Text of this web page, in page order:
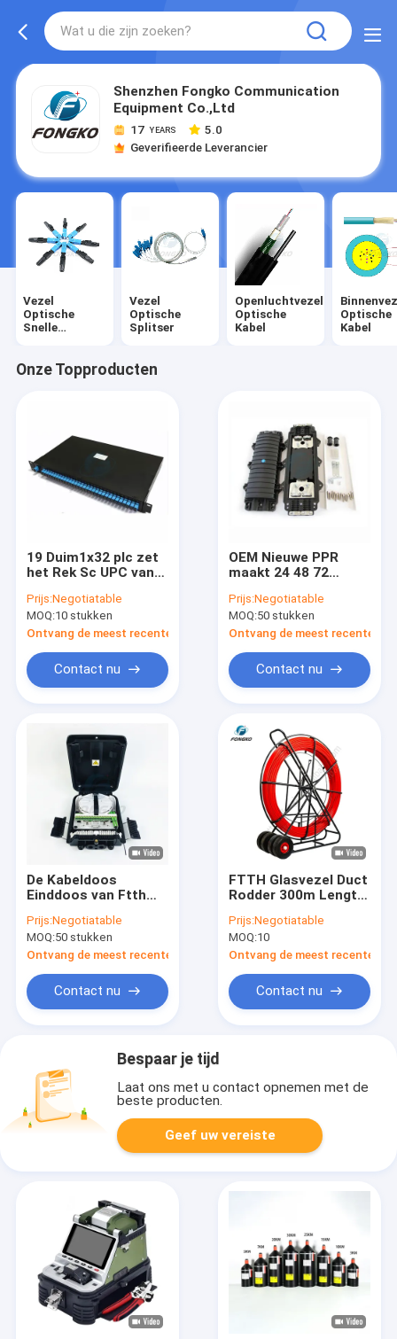
Shenzhen Fongko Communication
Equipment Co.,Ltd
17 YEARS
5.0
Geverifieerde Leverancier
Vezel
Optische
Snelle
Vezel
Optische
Splitser
Openluchtvezel
Optische
Kabel
Optische
Kabel
Onze Topproducten
19 Duim1x32 plc zet
het Rek Sc UPC van
Splitser op
Prijs:Negotiatable
MOQ:10 stukken
Ontvang de meest recente Prijs
Contact nu
OEM Nieuwe PPR
maakt 24 48 72
waterdicht Optische
Gealigneerde de
Lassluiting van de 2
Prijs:Negotiatable
MOQ:50 stukken
Ontvang de meest recente
Contact nu
De Kabeldoos
Einddoos van Ftth
Optische voor de
Splitser van de
Dalingskabel
Prijs:Negotiatable
MOQ:50 stukken
Ontvang de meest recente Prijs
Contact nu
FTTH Glasvezel Duct
Rodder 300m Lengte
Kabel Trek Duct Rod
Prijs:Negotiatable
MOQ:10
Ontvang de meest recente
Contact nu
Bespaar je tijd
Laat ons met u contact opnemen met de
beste producten.
Geef uw vereiste